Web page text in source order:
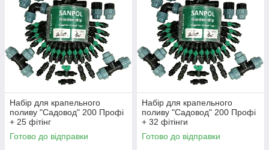
Набір для крапельного
поливу "Садовод" 200 Профі
+ 25 фітінг
Готово до відправки
Набір для крапельного
поливу "Садовод" 200 Профі
+ 32 фітінги
Готово до відправки